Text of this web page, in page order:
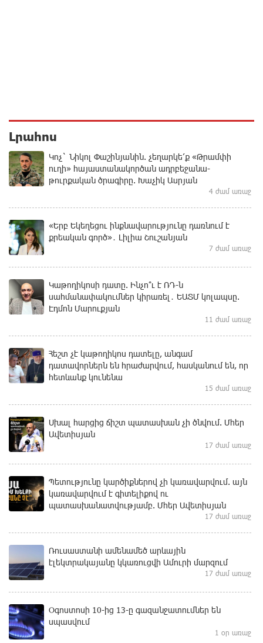
Լրահոս
Կոչ` Նիկոլ Փաշինյանին. չեղարկե՛ք «Թրամփի
ուղի» հայաստանակործան ադրբեջանա-
թուրքական ծրագիրը. Խաչիկ Ասրյան
4 ժամ առաջ
«Երբ Եկեղեցու ինքնավարությունը դառնում է
քրեական գործ»․ Լիլիա Շուշանյան
7 ժամ առաջ
Կաթողիկոսի դատը. Ինչո՞ւ է ՌԴ-ն
սահմանափակումներ կիրառել․ ԵԱՏՄ կոլապսը.
Էդմոն Մարուքյան
11 ժամ առաջ
Հեշտ չէ կաթողիկոս դատելը, անգամ
դատավորներն են հրաժարվում, հասկանում են, որ
հետևանք կունենա
15 ժամ առաջ
Սխալ հարցից ճիշտ պատասխան չի ծնվում. Մհեր
Ավետիսյան
17 ժամ առաջ
Պետությունը կարծիքներով չի կառավարվում. այն
կառավարվում է գիտելիքով ու
պատասխանատվությամբ. Մհեր Ավետիսյան
17 ժամ առաջ
Ռուսաստանի ամենամեծ արևային
էլեկտրակայանը կկառուցվի Ամուրի մարզում
17 ժամ առաջ
Օգոստոսի 10-ից 13-ը գազանջատումներ են
սպասվում
1 օր առաջ